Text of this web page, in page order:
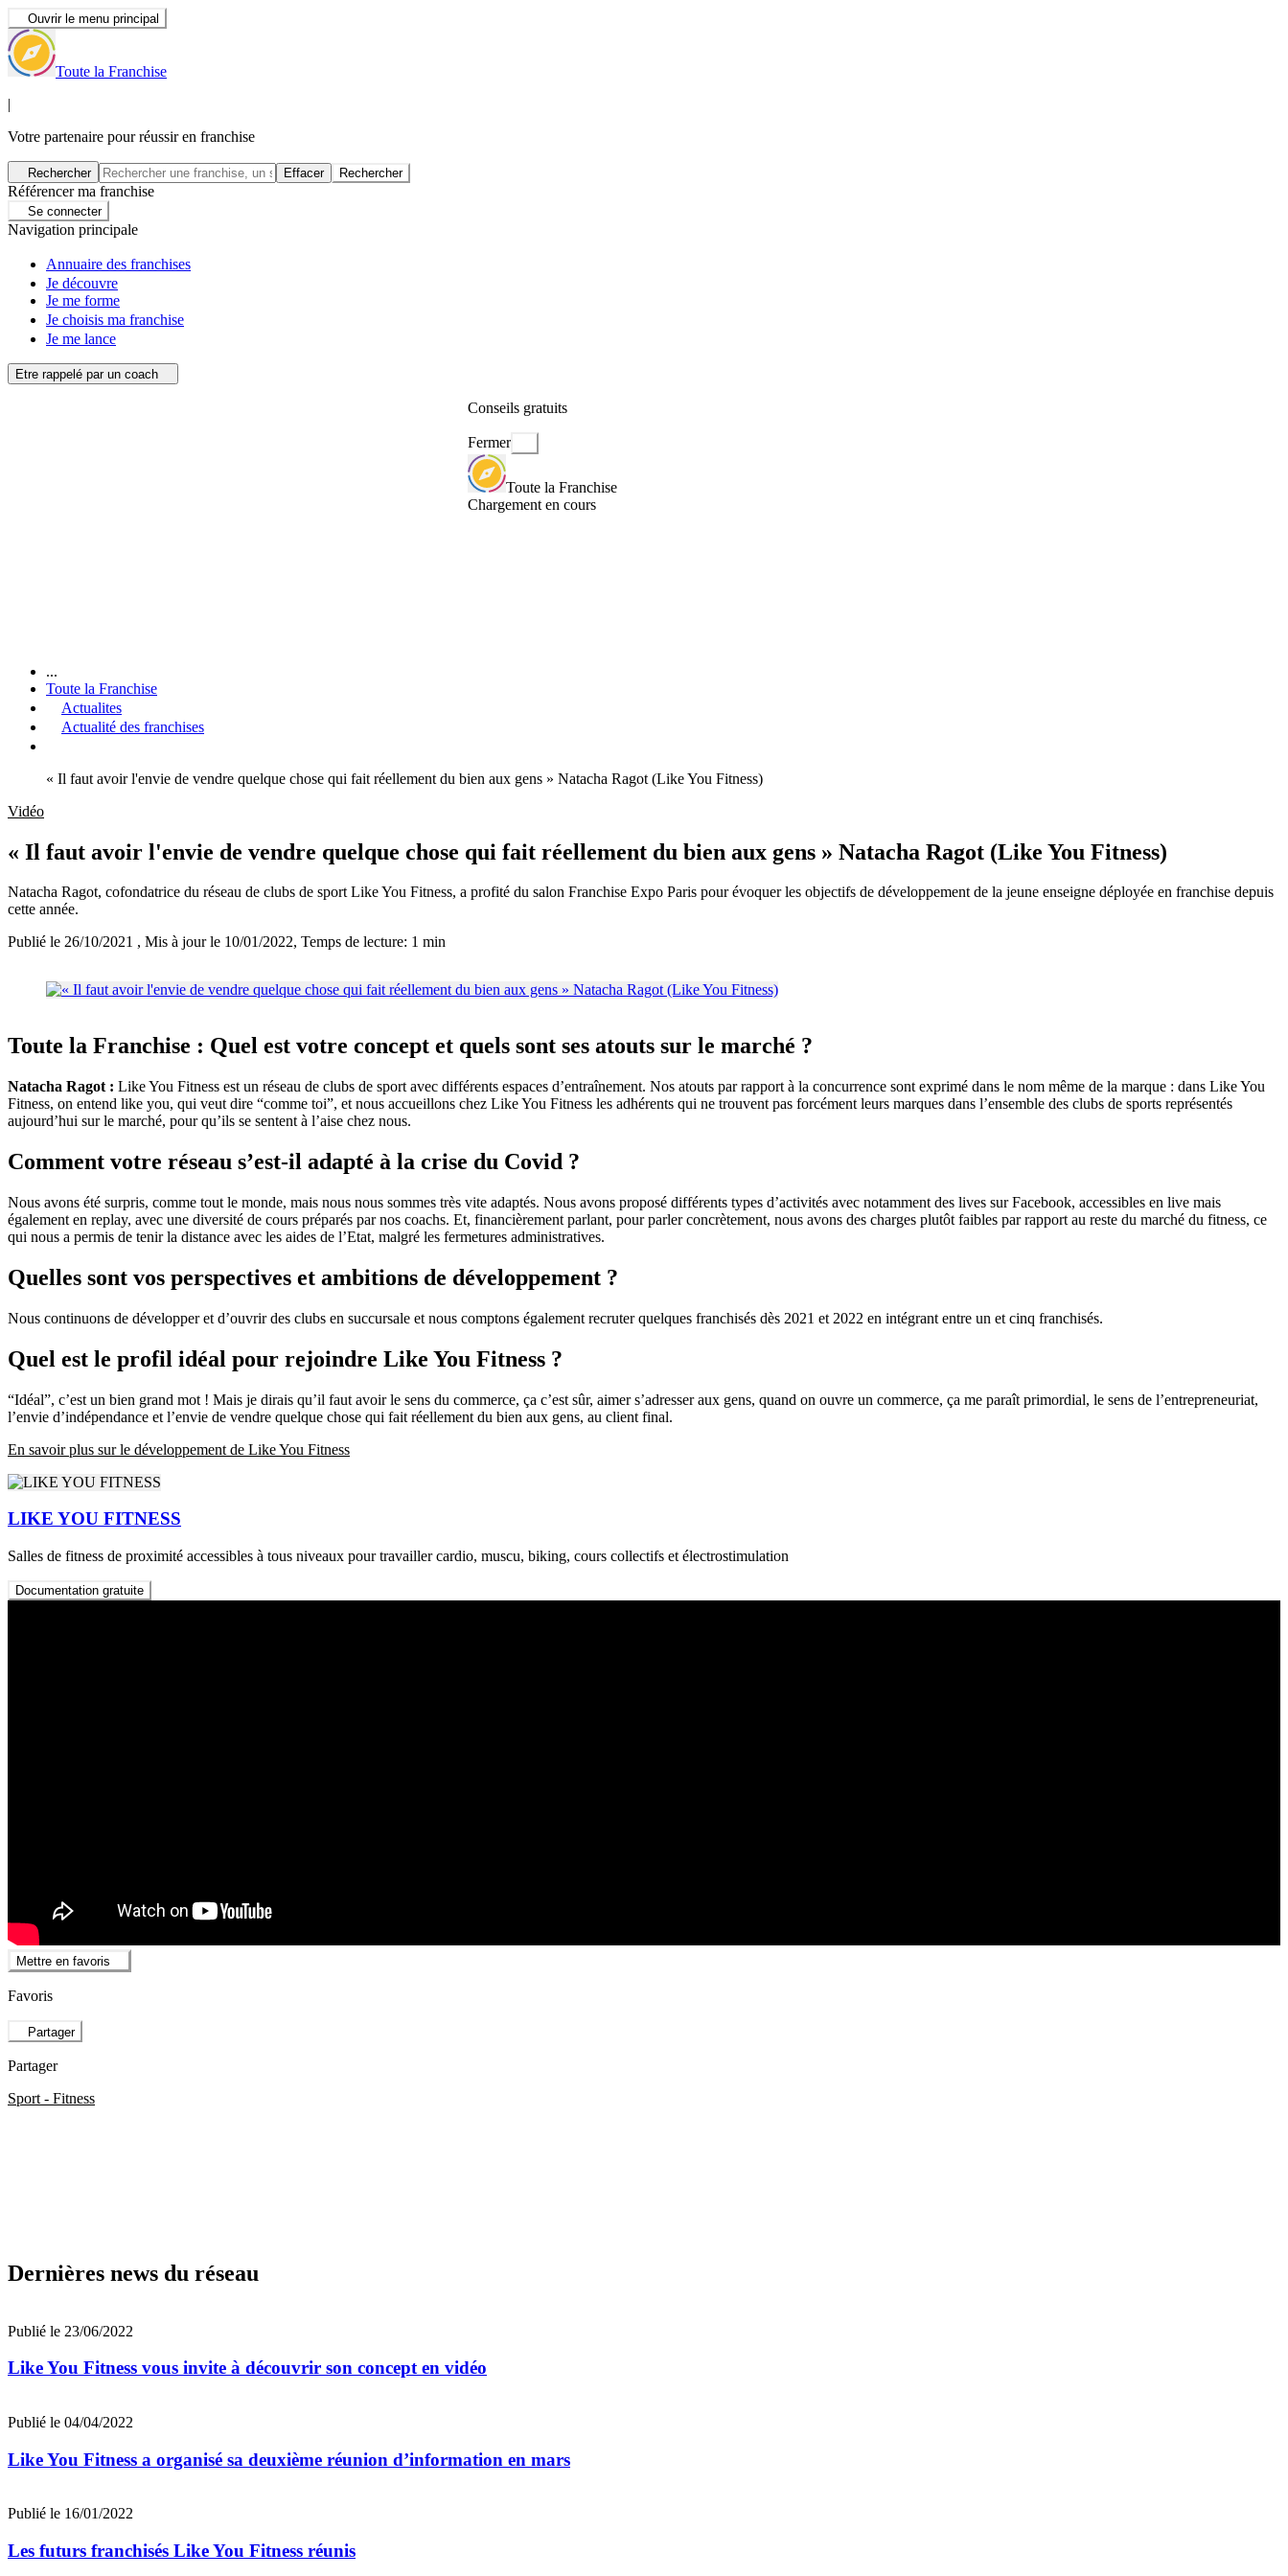
Ouvrir le menu principal
Toute la Franchise
|
Votre partenaire pour réussir en franchise
Rechercher Effacer Rechercher
Référencer ma franchise
Se connecter
Navigation principale
Annuaire des franchises
Je découvre
Je me forme
Je choisis ma franchise
Je me lance
Etre rappelé par un coach
Conseils gratuits
Fermer
Toute la Franchise
Chargement en cours
...
Toute la Franchise
Actualites
Actualité des franchises
« Il faut avoir l'envie de vendre quelque chose qui fait réellement du bien aux gens » Natacha Ragot (Like You Fitness)
Vidéo
« Il faut avoir l'envie de vendre quelque chose qui fait réellement du bien aux gens » Natacha Ragot (Like You Fitness)
Natacha Ragot, cofondatrice du réseau de clubs de sport Like You Fitness, a profité du salon Franchise Expo Paris pour évoquer les objectifs de développement de la jeune enseigne déployée en franchise depuis
cette année.
Publié le 26/10/2021 , Mis à jour le 10/01/2022, Temps de lecture: 1 min
Toute la Franchise : Quel est votre concept et quels sont ses atouts sur le marché ?
Natacha Ragot : Like You Fitness est un réseau de clubs de sport avec différents espaces d’entraînement. Nos atouts par rapport à la concurrence sont exprimé dans le nom même de la marque : dans Like You
Fitness, on entend like you, qui veut dire “comme toi”, et nous accueillons chez Like You Fitness les adhérents qui ne trouvent pas forcément leurs marques dans l’ensemble des clubs de sports représentés
aujourd’hui sur le marché, pour qu’ils se sentent à l’aise chez nous.
Comment votre réseau s’est-il adapté à la crise du Covid ?
Nous avons été surpris, comme tout le monde, mais nous nous sommes très vite adaptés. Nous avons proposé différents types d’activités avec notamment des lives sur Facebook, accessibles en live mais
également en replay, avec une diversité de cours préparés par nos coachs. Et, financièrement parlant, pour parler concrètement, nous avons des charges plutôt faibles par rapport au reste du marché du fitness, ce
qui nous a permis de tenir la distance avec les aides de l’Etat, malgré les fermetures administratives.
Quelles sont vos perspectives et ambitions de développement ?
Nous continuons de développer et d’ouvrir des clubs en succursale et nous comptons également recruter quelques franchisés dès 2021 et 2022 en intégrant entre un et cinq franchisés.
Quel est le profil idéal pour rejoindre Like You Fitness ?
“Idéal”, c’est un bien grand mot ! Mais je dirais qu’il faut avoir le sens du commerce, ça c’est sûr, aimer s’adresser aux gens, quand on ouvre un commerce, ça me paraît primordial, le sens de l’entrepreneuriat,
l’envie d’indépendance et l’envie de vendre quelque chose qui fait réellement du bien aux gens, au client final.
En savoir plus sur le développement de Like You Fitness
LIKE YOU FITNESS
Salles de fitness de proximité accessibles à tous niveaux pour travailler cardio, muscu, biking, cours collectifs et électrostimulation
Documentation gratuite
Mettre en favoris
Favoris
Partager
Partager
Sport - Fitness
Dernières news du réseau
Publié le 23/06/2022
Like You Fitness vous invite à découvrir son concept en vidéo
Publié le 04/04/2022
Like You Fitness a organisé sa deuxième réunion d’information en mars
Publié le 16/01/2022
Les futurs franchisés Like You Fitness réunis